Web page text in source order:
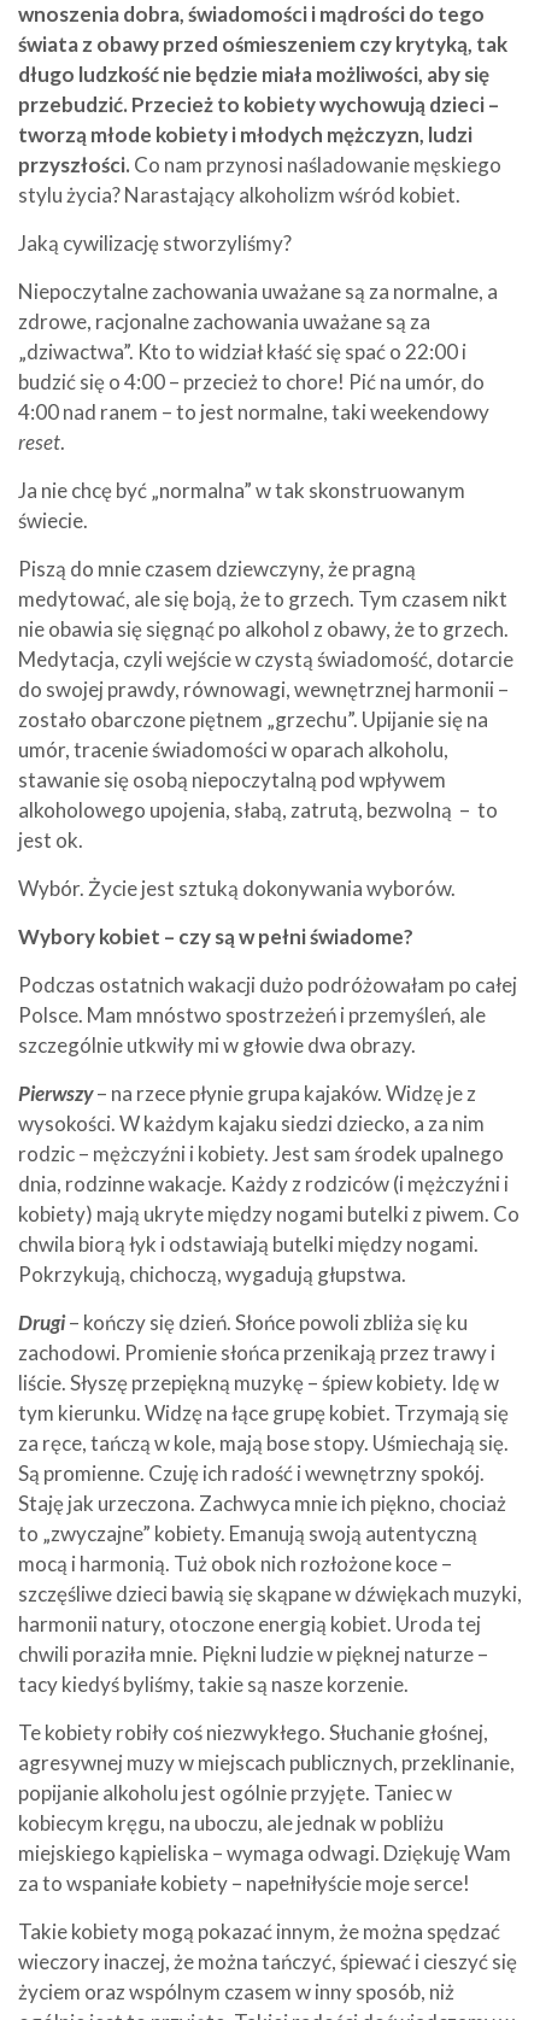
wnoszenia dobra, świadomości i mądrości do tego
świata z obawy przed ośmieszeniem czy krytyką, tak
długo ludzkość nie będzie miała możliwości, aby się
przebudzić. Przecież to kobiety wychowują dzieci –
tworzą młode kobiety i młodych mężczyzn, ludzi
przyszłości. Co nam przynosi naśladowanie męskiego
stylu życia? Narastający alkoholizm wśród kobiet.
Jaką cywilizację stworzyliśmy?
Niepoczytalne zachowania uważane są za normalne, a
zdrowe, racjonalne zachowania uważane są za
„dziwactwa”. Kto to widział kłaść się spać o 22:00 i
budzić się o 4:00 – przecież to chore! Pić na umór, do
4:00 nad ranem – to jest normalne, taki weekendowy
reset.
Ja nie chcę być „normalna” w tak skonstruowanym
świecie.
Piszą do mnie czasem dziewczyny, że pragną
medytować, ale się boją, że to grzech. Tym czasem nikt
nie obawia się sięgnąć po alkohol z obawy, że to grzech.
Medytacja, czyli wejście w czystą świadomość, dotarcie
do swojej prawdy, równowagi, wewnętrznej harmonii –
zostało obarczone piętnem „grzechu”. Upijanie się na
umór, tracenie świadomości w oparach alkoholu,
stawanie się osobą niepoczytalną pod wpływem
alkoholowego upojenia, słabą, zatrutą, bezwolną – to
jest ok.
Wybór. Życie jest sztuką dokonywania wyborów.
Wybory kobiet – czy są w pełni świadome?
Podczas ostatnich wakacji dużo podróżowałam po całej
Polsce. Mam mnóstwo spostrzeżeń i przemyśleń, ale
szczególnie utkwiły mi w głowie dwa obrazy.
Pierwszy– na rzece płynie grupa kajaków. Widzę je z
wysokości. W każdym kajaku siedzi dziecko, a za nim
rodzic – mężczyźni i kobiety. Jest sam środek upalnego
dnia, rodzinne wakacje. Każdy z rodziców (i mężczyźni i
kobiety) mają ukryte między nogami butelki z piwem. Co
chwila biorą łyk i odstawiają butelki między nogami.
Pokrzykują, chichoczą, wygadują głupstwa.
Drugi– kończy się dzień. Słońce powoli zbliża się ku
zachodowi. Promienie słońca przenikają przez trawy i
liście. Słyszę przepiękną muzykę – śpiew kobiety. Idę w
tym kierunku. Widzę na łące grupę kobiet. Trzymają się
za ręce, tańczą w kole, mają bose stopy. Uśmiechają się.
Są promienne. Czuję ich radość i wewnętrzny spokój.
Staję jak urzeczona. Zachwyca mnie ich piękno, chociaż
to „zwyczajne” kobiety. Emanują swoją autentyczną
mocą i harmonią. Tuż obok nich rozłożone koce –
szczęśliwe dzieci bawią się skąpane w dźwiękach muzyki,
harmonii natury, otoczone energią kobiet. Uroda tej
chwili poraziła mnie. Piękni ludzie w pięknej naturze –
tacy kiedyś byliśmy, takie są nasze korzenie.
Te kobiety robiły coś niezwykłego. Słuchanie głośnej,
agresywnej muzy w miejscach publicznych, przeklinanie,
popijanie alkoholu jest ogólnie przyjęte. Taniec w
kobiecym kręgu, na uboczu, ale jednak w pobliżu
miejskiego kąpieliska – wymaga odwagi. Dziękuję Wam
za to wspaniałe kobiety – napełniłyście moje serce!
Takie kobiety mogą pokazać innym, że można spędzać
wieczory inaczej, że można tańczyć, śpiewać i cieszyć się
życiem oraz wspólnym czasem w inny sposób, niż